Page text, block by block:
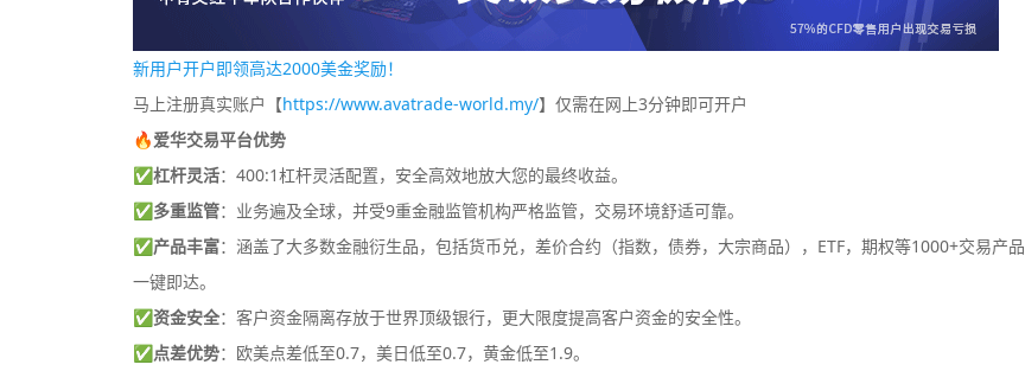
新用户开户即领高达2000美金奖励！
马上注册真实账户【https://www.avatrade-world.my/】仅需在网上3分钟即可开户
🔥爱华交易平台优势
✅杠杆灵活：400:1杠杆灵活配置，安全高效地放大您的最终收益。
✅多重监管：业务遍及全球，并受9重金融监管机构严格监管，交易环境舒适可靠。
✅产品丰富：涵盖了大多数金融衍生品，包括货币兑，差价合约（指数，债券，大宗商品），ETF，期权等1000+交易产品
一键即达。
✅资金安全：客户资金隔离存放于世界顶级银行，更大限度提高客户资金的安全性。
✅点差优势：欧美点差低至0.7，美日低至0.7，黄金低至1.9。